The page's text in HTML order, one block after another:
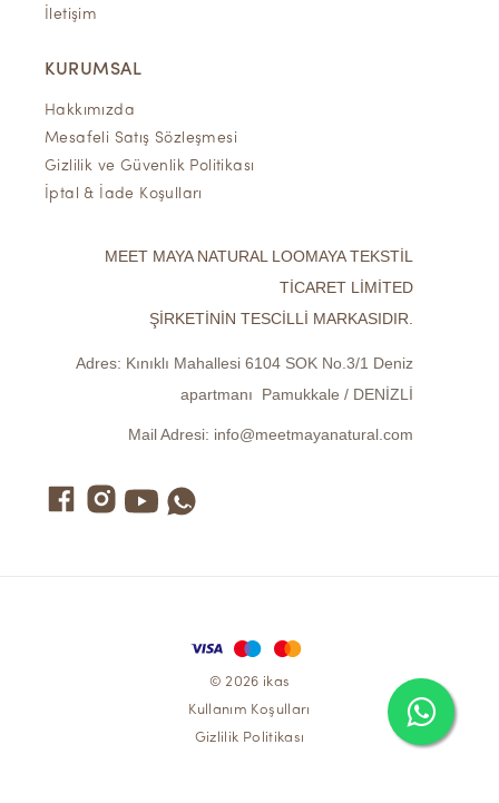
İletişim
KURUMSAL
Hakkımızda
Mesafeli Satış Sözleşmesi
Gizlilik ve Güvenlik Politikası
İptal & İade Koşulları
MEET MAYA NATURAL LOOMAYA TEKSTİL
TİCARET LİMİTED
ŞİRKETİNİN TESCİLLİ MARKASIDIR.
Adres: Kınıklı Mahallesi 6104 SOK No.3/1 Deniz
apartmanı Pamukkale / DENİZLİ
Mail Adresi: info@meetmayanatural.com
© 2026 ikas
Kullanım Koşulları
Gizlilik Politikası